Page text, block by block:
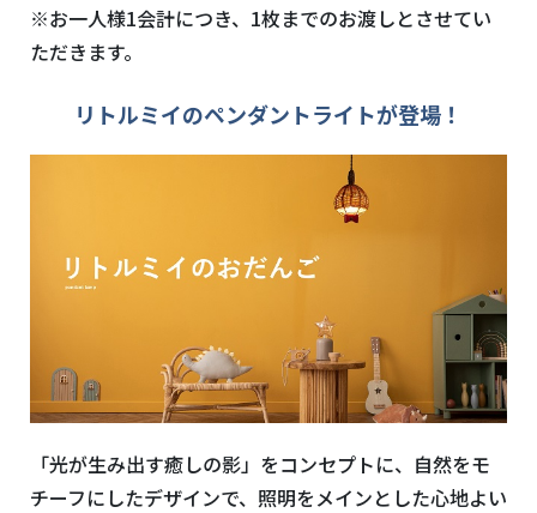
※お一人様1会計につき、1枚までのお渡しとさせてい
ただきます。
リトルミイのペンダントライトが登場！
「光が生み出す癒しの影」をコンセプトに、自然をモ
チーフにしたデザインで、照明をメインとした心地よい